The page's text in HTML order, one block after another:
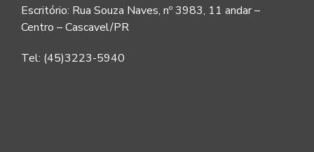
Escritório: Rua Souza Naves, nº 3983, 11 andar –
Centro – Cascavel/PR
Tel: (45)3223-5940